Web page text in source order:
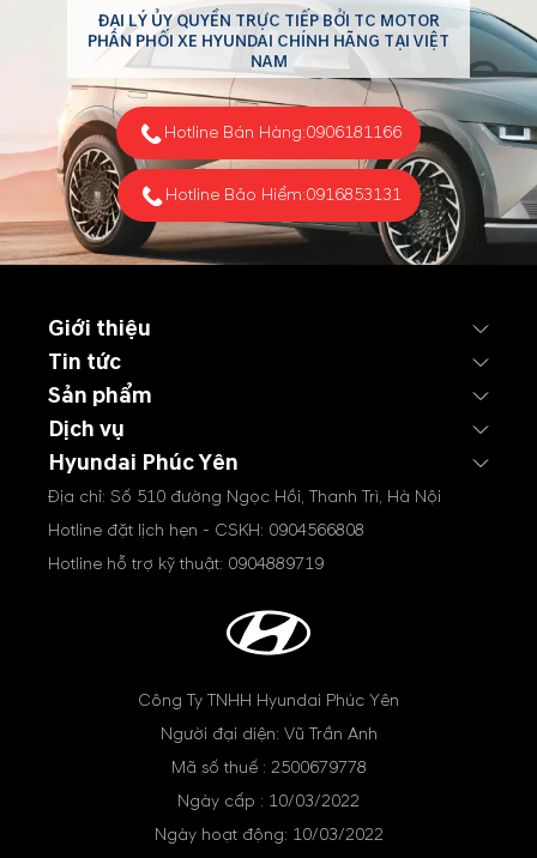
ĐẠI LÝ ỦY QUYỀN TRỰC TIẾP BỞI TC MOTOR
PHÂN PHỐI XE HYUNDAI CHÍNH HÃNG TẠI VIỆT
NAM
Hotline Bán Hàng:0906181166
Hotline Bảo Hiểm:0916853131
Giới thiệu
Tin tức
Sản phẩm
Dịch vụ
Hyundai Phúc Yên
Địa chỉ: Số 510 đường Ngọc Hồi, Thanh Trì, Hà Nội
Hotline đặt lịch hẹn - CSKH: 0904566808
Hotline hỗ trợ kỹ thuật: 0904889719
Công Ty TNHH Hyundai Phúc Yên
Người đại diện: Vũ Trần Anh
Mã số thuế : 2500679778
Ngày cấp : 10/03/2022
Ngày hoạt động: 10/03/2022